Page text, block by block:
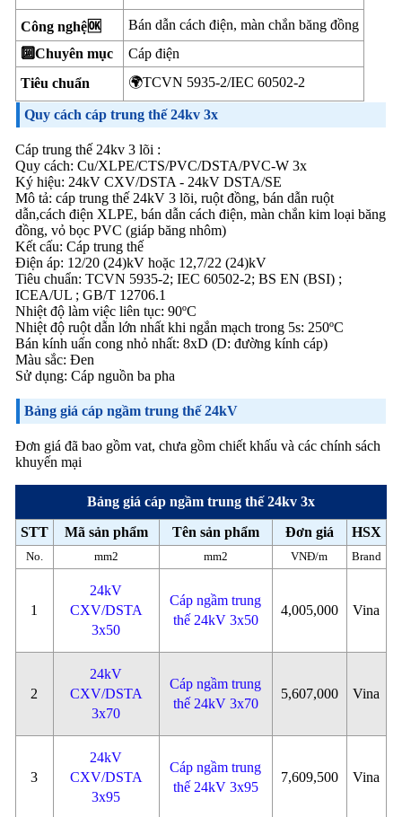
Công nghệ🆗
Bán dẫn cách điện, màn chắn băng đồng
🔟Chuyên mục
Cáp điện
Tiêu chuẩn
🌍TCVN 5935-2/IEC 60502-2
Quy cách cáp trung thế 24kv 3x
Cáp trung thế 24kv 3 lõi :
Quy cách: Cu/XLPE/CTS/PVC/DSTA/PVC-W 3x
Ký hiệu: 24kV CXV/DSTA - 24kV DSTA/SE
Mô tả: cáp trung thế 24kV 3 lõi, ruột đồng, bán dẫn ruột
dẫn,cách điện XLPE, bán dẫn cách điện, màn chắn kim loại băng
đồng, vỏ bọc PVC (giáp băng nhôm)
Kết cấu: Cáp trung thế
Điện áp: 12/20 (24)kV hoặc 12,7/22 (24)kV
Tiêu chuẩn: TCVN 5935-2; IEC 60502-2; BS EN (BSI) ;
ICEA/UL ; GB/T 12706.1
Nhiệt độ làm việc liên tục: 90ºC
Nhiệt độ ruột dẫn lớn nhất khi ngắn mạch trong 5s: 250ºC
Bán kính uấn cong nhỏ nhất: 8xD (D: đường kính cáp)
Màu sắc: Đen
Sử dụng: Cáp nguồn ba pha
Bảng giá cáp ngầm trung thế 24kV
Đơn giá đã bao gồm vat, chưa gồm chiết khấu và các chính sách
khuyến mại
Bảng giá cáp ngầm trung thế 24kv 3x
STT
Mã sản phẩm Tên sản phẩm Đơn giá HSX
No. mm2 mm2 VNĐ/m Brand
1
24kV
CXV/DSTA
3x50
Cáp ngầm trung
thế 24kV 3x50
4,005,000 Vina
2
24kV
CXV/DSTA
3x70
Cáp ngầm trung
thế 24kV 3x70
5,607,000 Vina
3
24kV
CXV/DSTA
3x95
Cáp ngầm trung
thế 24kV 3x95
7,609,500 Vina